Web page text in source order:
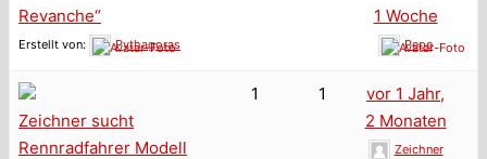
Revanche“
Erstellt von: Pythagoras
1 Woche
Pepe
Zeichner sucht
Rennradfahrer Modell
1 1
vor 1 Jahr,
2 Monaten
Zeichner